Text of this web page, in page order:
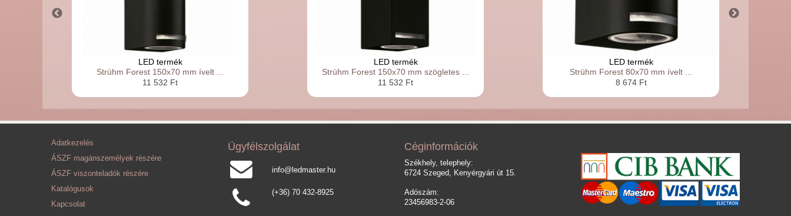
LED termék
Strühm Forest 150x70 mm ívelt ...
11 532 Ft
LED termék
Strühm Forest 150x70 mm szögletes ...
11 532 Ft
LED termék
Strühm Forest 80x70 mm ívelt ...
8 674 Ft
Adatkezelés
ÁSZF magánszemélyek részére
ÁSZF viszonteladók részére
Katalógusok
Kapcsolat
Ügyfélszolgálat
info@ledmaster.hu
(+36) 70 432-8925
Céginformációk
Székhely, telephely:
6724 Szeged, Kenyérgyári út 15.
Adószám:
23456983-2-06